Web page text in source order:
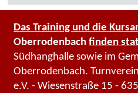
Das Training und die
Oberrodenbach finden
Südhanghalle sowie im
Oberrodenbach.
e.V. - Wiesenstraße 15 -